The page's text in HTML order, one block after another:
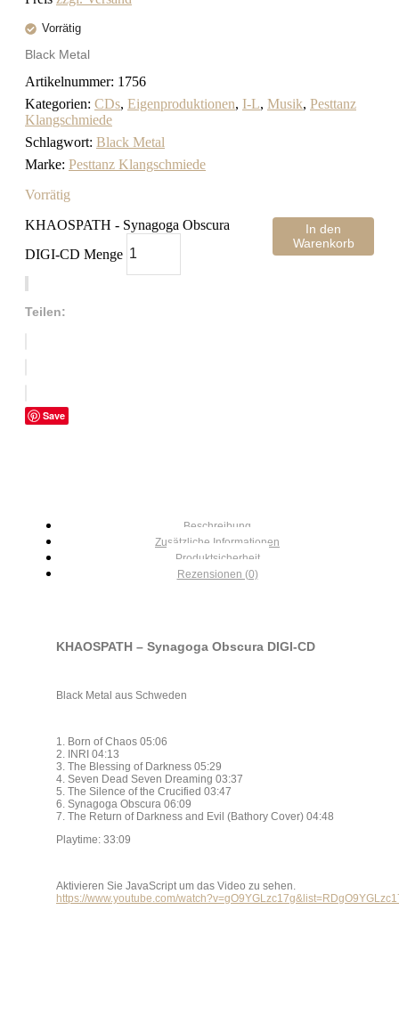
Vorrätig
Black Metal
Artikelnummer: 1756
Kategorien: CDs, Eigenproduktionen, I-L, Musik, Pesttanz
Klangschmiede
Schlagwort: Black Metal
Marke: Pesttanz Klangschmiede
Vorrätig
KHAOSPATH - Synagoga Obscura
DIGI-CD Menge
In den
Warenkorb
Teilen:
Save
Beschreibung
Zusätzliche Informationen
Produktsicherheit
Rezensionen (0)
KHAOSPATH – Synagoga Obscura DIGI-CD
Black Metal aus Schweden
1. Born of Chaos 05:06
2. INRI 04:13
3. The Blessing of Darkness 05:29
4. Seven Dead Seven Dreaming 03:37
5. The Silence of the Crucified 03:47
6. Synagoga Obscura 06:09
7. The Return of Darkness and Evil (Bathory Cover) 04:48
Playtime: 33:09
Aktivieren Sie JavaScript um das Video zu sehen.
https://www.youtube.com/